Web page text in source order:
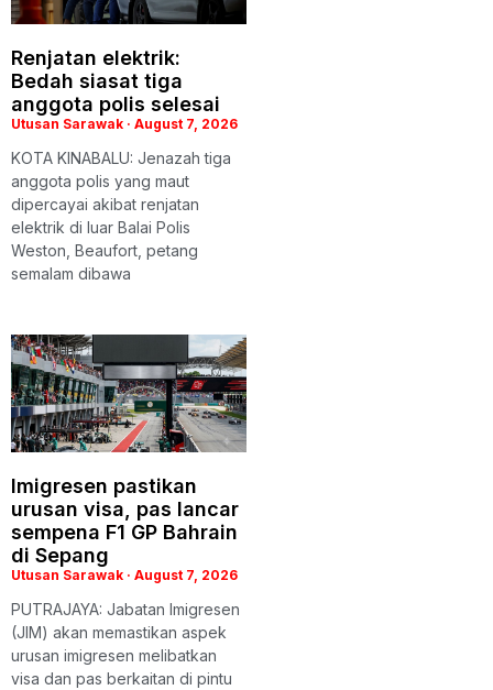
Renjatan elektrik:
Bedah siasat tiga
anggota polis selesai
Utusan Sarawak August 7, 2026
KOTA KINABALU: Jenazah tiga
anggota polis yang maut
dipercayai akibat renjatan
elektrik di luar Balai Polis
Weston, Beaufort, petang
semalam dibawa
Imigresen pastikan
urusan visa, pas lancar
sempena F1 GP Bahrain
di Sepang
Utusan Sarawak August 7, 2026
PUTRAJAYA: Jabatan Imigresen
(JIM) akan memastikan aspek
urusan imigresen melibatkan
visa dan pas berkaitan di pintu